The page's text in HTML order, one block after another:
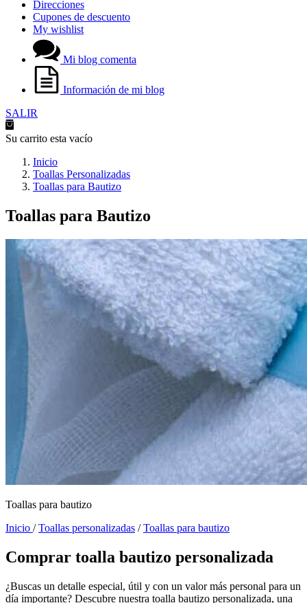
Direcciones
Cupones de descuento
My wishlist
Mi blog comenta
Información de mi blog
SALIR
Su carrito esta vacío
Inicio
Toallas Personalizadas
Toallas para Bautizo
Toallas para Bautizo
Toallas para bautizo
Inicio /Toallas personalizadas /Toallas para bautizo
Comprar toalla bautizo personalizada
¿Buscas un detalle especial, útil y con un valor más personal para un
día importante? Descubre nuestra toalla bautizo personalizada, una